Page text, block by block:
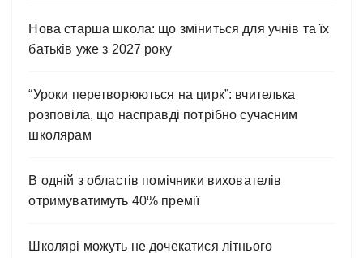
Нова старша школа: що зміниться для учнів та їх
батьків уже з 2027 року
“Уроки перетворюються на цирк”: вчителька
розповіла, що насправді потрібно сучасним
школярам
В одній з областів помічники вихователів
отримуватимуть 40% премії
Школярі можуть не дочекатися літнього